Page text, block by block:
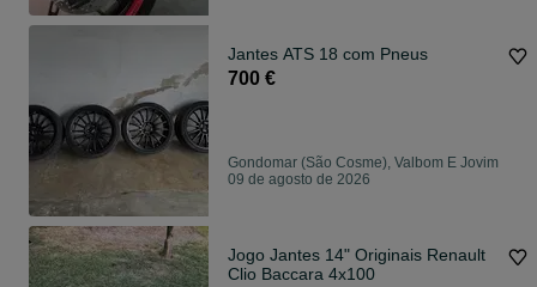
Jantes ATS 18 com Pneus
700 €
Gondomar (São Cosme), Valbom E Jovim
09 de agosto de 2026
Jogo Jantes 14" Originais Renault
Clio Baccara 4x100